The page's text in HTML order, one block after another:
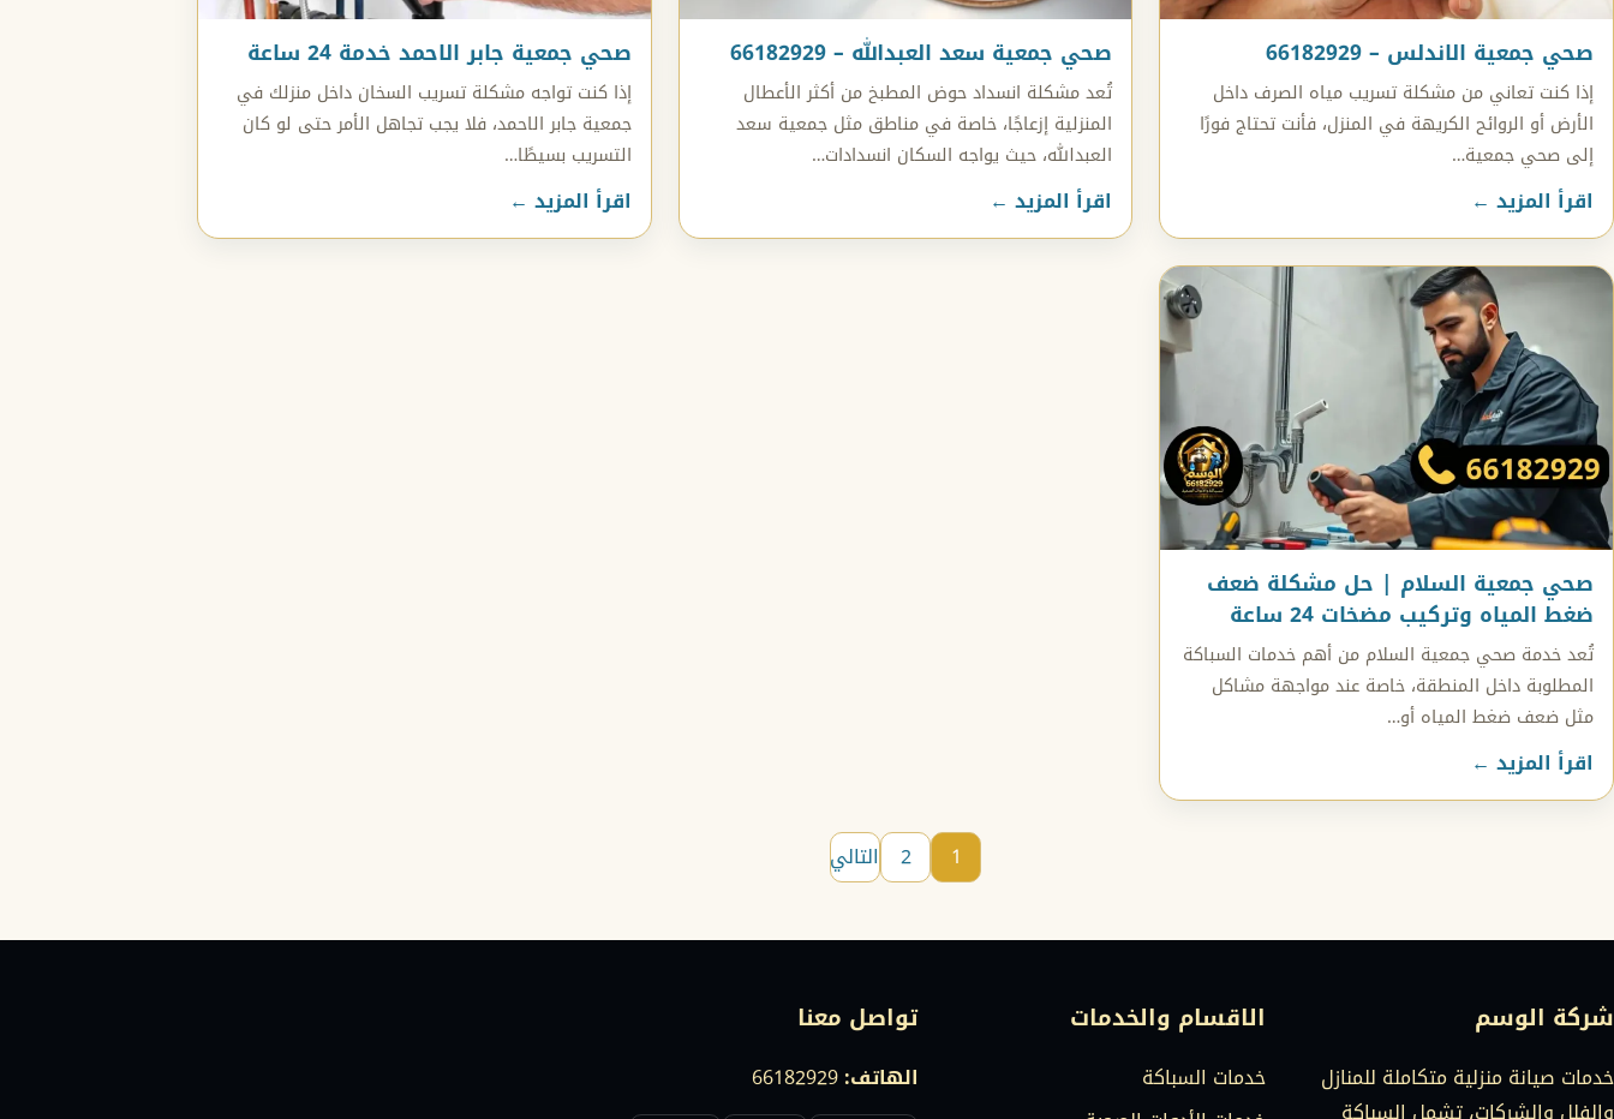
صحي جمعية الاندلس – 66182929
إذا كنت تعاني من مشكلة تسريب مياه الصرف داخل
الأرض أو الروائح الكريهة في المنزل، فأنت تحتاج فورًا
إلى صحي جمعية…
اقرأ المزيد ←
صحي جمعية سعد العبدالله – 66182929
تُعد مشكلة انسداد حوض المطبخ من أكثر الأعطال
المنزلية إزعاجًا، خاصة في مناطق مثل جمعية سعد
العبدالله، حيث يواجه السكان انسدادات…
اقرأ المزيد ←
صحي جمعية جابر الاحمد خدمة 24 ساعة
إذا كنت تواجه مشكلة تسريب السخان داخل منزلك في
جمعية جابر الاحمد، فلا يجب تجاهل الأمر حتى لو كان
التسريب بسيطًا…
اقرأ المزيد ←
صحي جمعية السلام | حل مشكلة ضعف
ضغط المياه وتركيب مضخات 24 ساعة
تُعد خدمة صحي جمعية السلام من أهم خدمات السباكة
المطلوبة داخل المنطقة، خاصة عند مواجهة مشاكل
مثل ضعف ضغط المياه أو…
اقرأ المزيد ←
1
2 التالي
شركة الوسم
خدمات صيانة منزلية متكاملة للمنازل
الاقسام والخدمات
خدمات السباكة
تواصل معنا
الهاتف:66182929